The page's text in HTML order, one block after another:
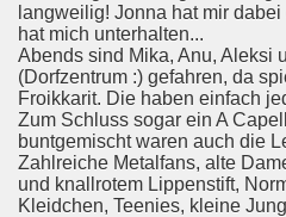
langweilig! Jonna hat mir
hat mich unterhalten...
Abends sind Mika, Anu, Aleksi
(Dorfzentrum :) gefahren, da
Froikkarit. Die haben einfach
Zum Schluss sogar ein A
buntgemischt waren auch die
Zahlreiche Metalfans, alte
und knallrotem Lippenstift,
Kleidchen, Teenies, kleine